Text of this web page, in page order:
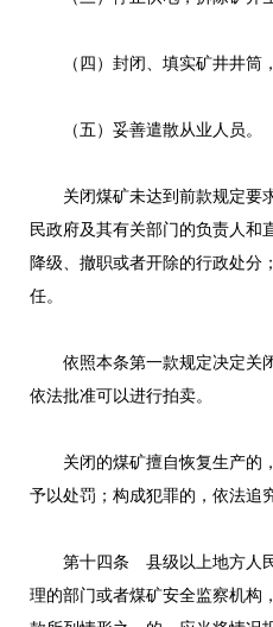
（四）封闭、填实矿井井筒，
（五）妥善遣散从业人员。
关闭煤矿未达到前款规定要
民政府及其有关部门的负责人和
降级、撤职或者开除的行政处分
任。
依照本条第一款规定决定关
依法批准可以进行拍卖。
关闭的煤矿擅自恢复生产的
予以处罚；构成犯罪的，依法追
第十四条 县级以上地方人民
理的部门或者煤矿安全监察机构